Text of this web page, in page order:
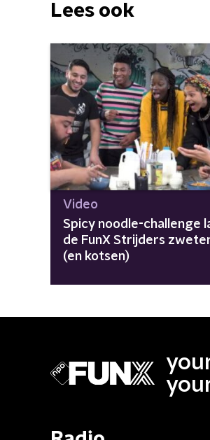
Lees ook
Video
Spicy noodle-challenge
de FunX Strijders
(en kotsen)